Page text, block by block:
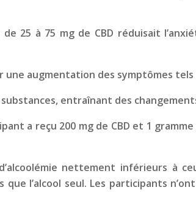
25 à 75 mg de CBD réduisait
augmentation des symptômes
entraînant des
a reçu 200 mg de CBD et 1
nettement inférieurs à
l’alcool seul. Les participants